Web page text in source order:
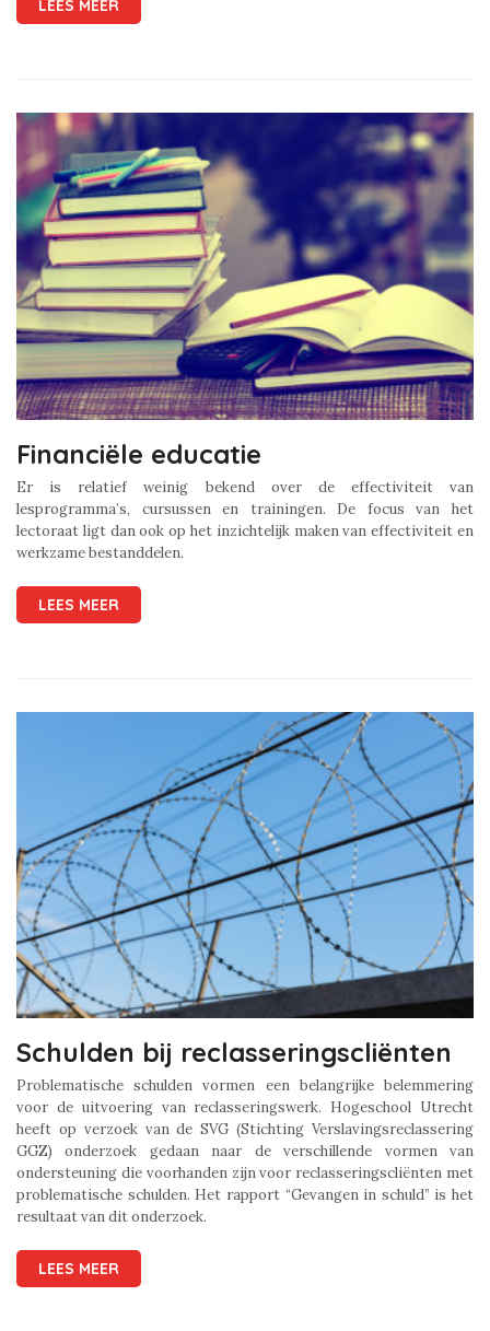
LEES MEER
Financiële educatie
Er is relatief weinig bekend over de effectiviteit van
lesprogramma’s, cursussen en trainingen. De focus van het
lectoraat ligt dan ook op het inzichtelijk maken van effectiviteit en
werkzame bestanddelen.
LEES MEER
Schulden bij reclasseringscliënten
Problematische schulden vormen een belangrijke belemmering
voor de uitvoering van reclasseringswerk. Hogeschool Utrecht
heeft op verzoek van de SVG (Stichting Verslavingsreclassering
GGZ) onderzoek gedaan naar de verschillende vormen van
ondersteuning die voorhanden zijn voor reclasseringscliënten met
problematische schulden. Het rapport “Gevangen in schuld” is het
resultaat van dit onderzoek.
LEES MEER